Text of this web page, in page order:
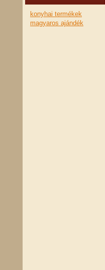
konyhai termékek
magyaros ajándék